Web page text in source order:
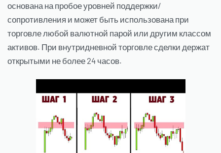
основана на пробое уровней поддержки/
сопротивления и может быть использована при
торговле любой валютной парой или другим классом
активов. При внутридневной торговле сделки держат
открытыми не более 24 часов.